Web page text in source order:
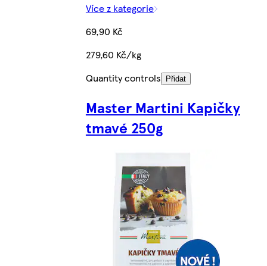
Více z kategorie
69,90 Kč
279,60 Kč/kg
Quantity controls
Přidat
Master Martini Kapičky
tmavé 250g